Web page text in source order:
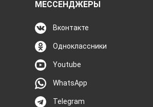
МЕССЕНДЖЕРЫ
Вконтакте
Одноклассники
Youtube
WhatsApp
Telegram